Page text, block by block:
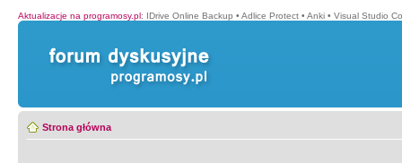
Aktualizacje na programosy.pl: IDrive Online Backup • Adlice Protect • Anki • Visual Studio
Strona główna